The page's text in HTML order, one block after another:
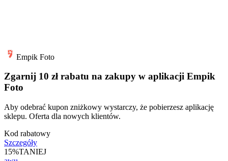
Empik Foto
Zgarnij 10 zł rabatu na zakupy w aplikacji Empik
Foto
Aby odebrać kupon zniżkowy wystarczy, że pobierzesz aplikację
sklepu. Oferta dla nowych klientów.
Kod rabatowy
Szczegóły
15%TANIEJ